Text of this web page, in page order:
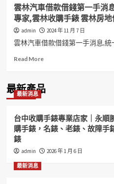
雲林汽車借款借錢第一手消
專家,雲林收購手錶 雲林房地
admin 2024 年 11 月 7 日
雲林汽車借款借錢第一手消息,統
Read MoreRead
雲
林
車
借
款
錢
最新產品
最新消息
台中收購手錶專業店家｜永順
購手錶，名錶、老錶、故障手
錶
admin 2026 年 1 月 6 日
最新消息